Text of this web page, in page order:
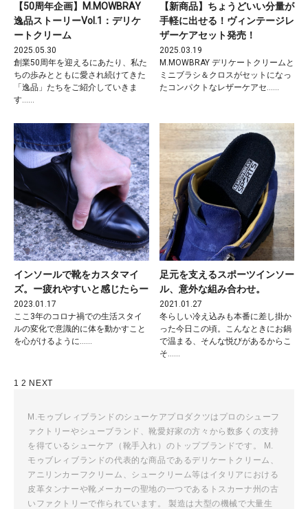
【50周年企画】M.MOWBRAY
逸品ストーリーVol.1：デリケ
ートクリーム
2025.05.30
創業50周年を迎えるにあたり、私た
ちの歩みとともに愛され続けてきた
「逸品」たちをご紹介していきま
す……
【新商品】ちょうどいい分量が
手軽に出せる！ヴィンテージレ
ザーケアセット発売！
2025.03.19
M.MOWBRAY デリケートクリームと
ミニブラシ＆クロスがセットになっ
たコンパクトなレザーケアセ……
インソールで靴をカスタマイ
ズ。ー疲れやすいと感じたらー
2023.01.17
ここ3年のコロナ禍での生活スタイ
ルの変化で意識的に体を動かすこと
を心がけるように……
足元を支えるスポーツインソー
ル、意外な組み合わせ。
2021.01.27
冬らしい冷え込みも本番に差し掛か
った今日この頃。こんなときにお鍋
で温まる、そんな悦びがあるからこ
そ……
投
1 2 NEXT
M.モゥブレィブランドのシューケアプロダクツはプロのシューフ
ァクトリーやシューブランド、靴愛好家の方々から数多くの支持
を得ているシューケア（靴手入れ）のトップブランドです。 M.
モゥブレィブランドの代表的な商品であるデリケートクリーム、
アニリンカーフクリーム、シュークリーム等はイタリアにおける
皮革タンナーや靴メーカーの聖地の一つであるトスカーナ州の古
いファクトリーで作られています。 製造は大型の機械で大量生